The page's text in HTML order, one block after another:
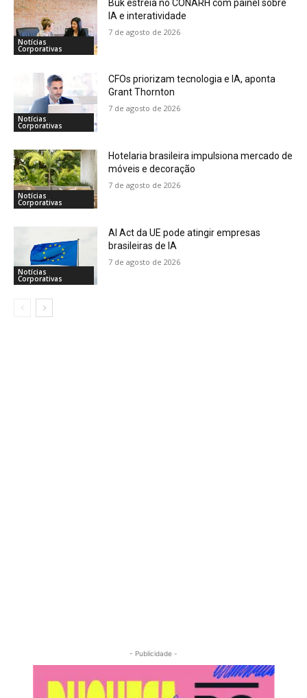
Notícias
Corporativas
Buk estreia no CONARH com painel sobre
IA e interatividade
7 de agosto de 2026
Notícias
Corporativas
CFOs priorizam tecnologia e IA, aponta
Grant Thornton
7 de agosto de 2026
Notícias
Corporativas
Hotelaria brasileira impulsiona mercado de
móveis e decoração
7 de agosto de 2026
Notícias
Corporativas
AI Act da UE pode atingir empresas
brasileiras de IA
7 de agosto de 2026
- Publicidade -